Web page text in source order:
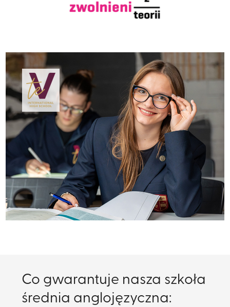
Co gwarantuje nasza szkoła
średnia anglojęzyczna: